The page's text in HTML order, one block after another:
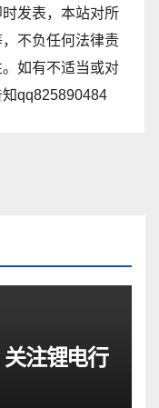
发表，本站对所
不负任何法律责
如有不适当或对
qq825890484
注锂电行